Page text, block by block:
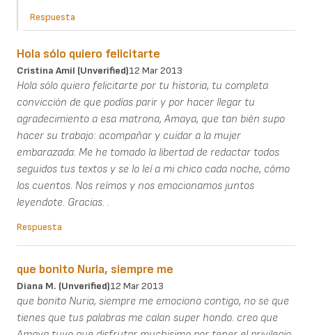
Respuesta
Hola sólo quiero felicitarte
Cristina Amil (unverified)12 Mar 2013
Hola sólo quiero felicitarte por tu historia, tu completa
convicción de que podías parir y por hacer llegar tu
agradecimiento a esa matrona, Amaya, que tan bién supo
hacer su trabajo: acompañar y cuidar a la mujer
embarazada. Me he tomado la libertad de redactar todos
seguidos tus textos y se lo leí a mi chico cada noche, cómo
los cuentos. Nos reímos y nos emocionamos juntos
leyendote. Gracias. .
Respuesta
que bonito Nuria, siempre me
Diana M. (unverified)12 Mar 2013
que bonito Nuria, siempre me emociono contigo, no se que
tienes que tus palabras me calan super hondo. creo que